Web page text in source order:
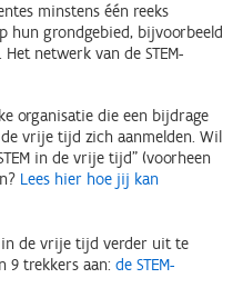
minstens één reeks
hun grondgebied, bijvoorbeeld
netwerk van de STEM-
organisatie die een bijdrage
vrije tijd zich aanmelden. Wil
in de vrije tijd" (voorheen
Lees hier hoe jij kan
in de vrije tijd verder uit te
9 trekkers aan: de STEM-